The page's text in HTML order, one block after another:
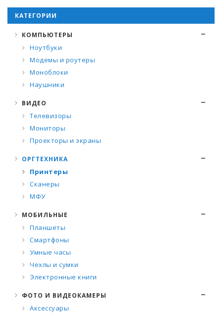
КАТЕГОРИИ
КОМПЬЮТЕРЫ
Ноутбуки
Модемы и роутеры
Моноблоки
Наушники
ВИДЕО
Телевизоры
Мониторы
Проекторы и экраны
ОРГТЕХНИКА
Принтеры
Сканеры
МФУ
МОБИЛЬНЫЕ
Планшеты
Смартфоны
Умные часы
Чехлы и сумки
Электронные книги
ФОТО И ВИДЕОКАМЕРЫ
Аксессуары